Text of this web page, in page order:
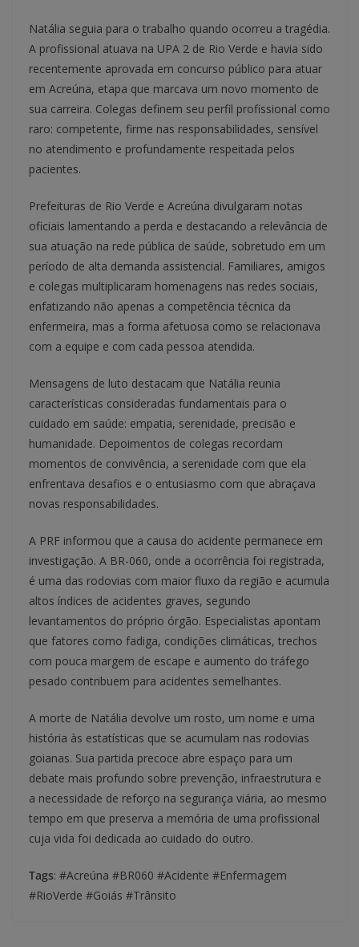
Natália seguia para o trabalho quando ocorreu a tragédia.
A profissional atuava na UPA 2 de Rio Verde e havia sido
recentemente aprovada em concurso público para atuar
em Acreúna, etapa que marcava um novo momento de
sua carreira. Colegas definem seu perfil profissional como
raro: competente, firme nas responsabilidades, sensível
no atendimento e profundamente respeitada pelos
pacientes.
Prefeituras de Rio Verde e Acreúna divulgaram notas
oficiais lamentando a perda e destacando a relevância de
sua atuação na rede pública de saúde, sobretudo em um
período de alta demanda assistencial. Familiares, amigos
e colegas multiplicaram homenagens nas redes sociais,
enfatizando não apenas a competência técnica da
enfermeira, mas a forma afetuosa como se relacionava
com a equipe e com cada pessoa atendida.
Mensagens de luto destacam que Natália reunia
características consideradas fundamentais para o
cuidado em saúde: empatia, serenidade, precisão e
humanidade. Depoimentos de colegas recordam
momentos de convivência, a serenidade com que ela
enfrentava desafios e o entusiasmo com que abraçava
novas responsabilidades.
A PRF informou que a causa do acidente permanece em
investigação. A BR-060, onde a ocorrência foi registrada,
é uma das rodovias com maior fluxo da região e acumula
altos índices de acidentes graves, segundo
levantamentos do próprio órgão. Especialistas apontam
que fatores como fadiga, condições climáticas, trechos
com pouca margem de escape e aumento do tráfego
pesado contribuem para acidentes semelhantes.
A morte de Natália devolve um rosto, um nome e uma
história às estatísticas que se acumulam nas rodovias
goianas. Sua partida precoce abre espaço para um
debate mais profundo sobre prevenção, infraestrutura e
a necessidade de reforço na segurança viária, ao mesmo
tempo em que preserva a memória de uma profissional
cuja vida foi dedicada ao cuidado do outro.
Tags: #Acreúna #BR060 #Acidente #Enfermagem
#RioVerde #Goiás #Trânsito